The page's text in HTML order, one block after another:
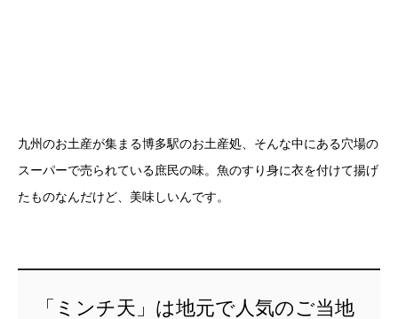
九州のお土産が集まる博多駅のお土産処、そんな中にある穴場の
スーパーで売られている庶民の味。魚のすり身に衣を付けて揚げ
たものなんだけど、美味しいんです。
「ミンチ天」は地元で人気のご当地